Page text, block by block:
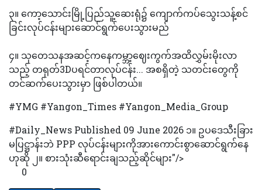
‎၃။‌‌‎ ကော့သောင်းမြို့ပြည်သူ့ဆေးရုံ၌ ကျောက်ကပ်သွေးသန့်စင်
ခြင်းလုပ်ငန်းများဆောင်ရွက်‌ပေးသွားမည်
၄။‎ ‌‌‌‌‌‌‌‌‌သုတေသနအဆင့်ကနေကမ္ဘာ့ဈေးကွက်အထိလွှမ်းမိုးလာ
သည့် တရုတ်3Dပရင်တာလုပ်ငန်း... အစရှိတဲ့ သတင်းတွေကို
တင်ဆက်ပေးသွားမှာ ဖြစ်ပါတယ်။
#YMG #Yangon_Times #Yangon_Media_Group
#Daily_News Published 09 June 2026 ၁။‌ ဥပဒေသီးခြား
မပြဋ္ဌာန်းဘဲ PPP လုပ်ငန်းများကိုအားကောင်းစွာဆောင်ရွက်နေ
ဟုဆို ‌‎၂။ ‌‌‌‌စားသုံးဆီရောင်းချသည့်ဆိုင်များ"/>
0